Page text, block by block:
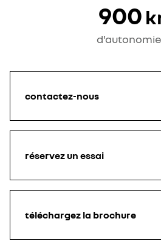
900
d'autonomie
contactez-nous
réservez un essai
téléchargez la brochure